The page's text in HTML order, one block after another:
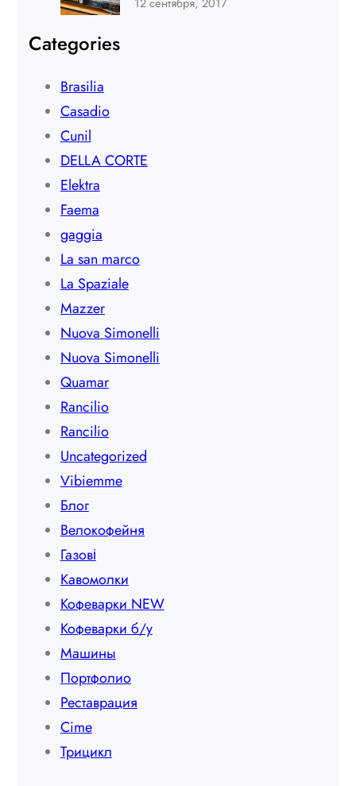
Categories
Brasilia
Casadio
Cunil
DELLA CORTE
Elektra
Faema
gaggia
La san marco
La Spaziale
Mazzer
Nuova Simonelli
Nuova Simonelli
Quamar
Rancilio
Rancilio
Uncategorized
Vibiemme
Блог
Велокофейня
Газові
Кавомолки
Кофеварки NEW
Кофеварки б/у
Машины
Портфолио
Реставрация
Сime
Трицикл